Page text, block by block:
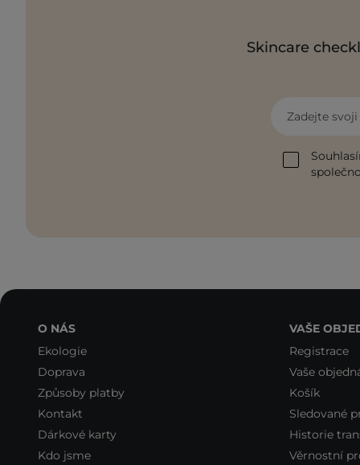
Skincare
Zadejte
O NÁS
Ekologie
Doprava
Způsoby platby
Kontakt
Dárkové karty
Kdo jsme
VAŠE
Registrace
Vaše
Košík
Sledované
Historie
Věrnostní